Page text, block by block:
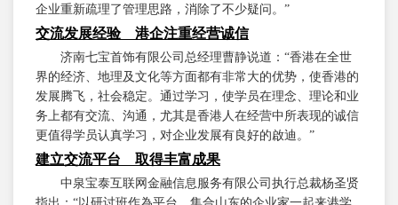
企业重新疏理了管理思路，消除了不少疑问。”
交流发展经验 港企注重经营诚信
济南七宝首饰有限公司总经理曹静说道：“香港在全世
界的经济、地理及文化等方面都有非常大的优势，使香港的
发展腾飞，社会稳定。通过学习，使学员在理念、理论和业
务上都有交流、沟通，尤其是香港人在经营中所表现的诚信
更值得学员认真学习，对企业发展有良好的啟迪。”
建立交流平台 取得丰富成果
中泉宝泰互联网金融信息服务有限公司执行总裁杨圣贤